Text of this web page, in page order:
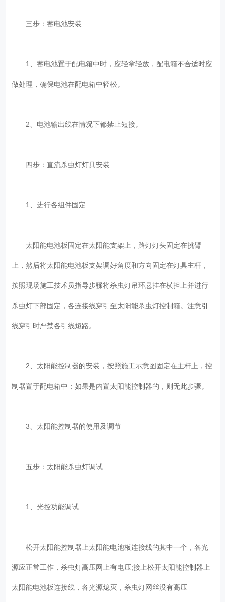
三步：蓄电池安装
1、蓄电池置于配电箱中时，应轻拿轻放，配电箱不合适时应
做处理，确保电池在配电箱中轻松。
2、电池输出线在情况下都禁止短接。
四步：直流杀虫灯灯具安装
1、进行各组件固定
太阳能电池板固定在太阳能支架上，路灯灯头固定在挑臂
上，然后将太阳能电池板支架调好角度和方向固定在灯具主杆，
按照现场施工技术员指导步骤将杀虫灯吊环悬挂在横担上并进行
杀虫灯下部固定，各连接线穿引至太阳能杀虫灯控制箱。注意引
线穿引时严禁各引线短路。
2、太阳能控制器的安装，按照施工示意图固定在主杆上，控
制器置于配电箱中；如果是内置太阳能控制器的，则无此步骤。
3、太阳能控制器的使用及调节
五步：太阳能杀虫灯调试
1、光控功能调试
松开太阳能控制器上太阳能电池板连接线的其中一个，各光
源应正常工作，杀虫灯高压网上有电压;接上松开太阳能控制器上
太阳能电池板连接线，各光源熄灭，杀虫灯网丝没有高压